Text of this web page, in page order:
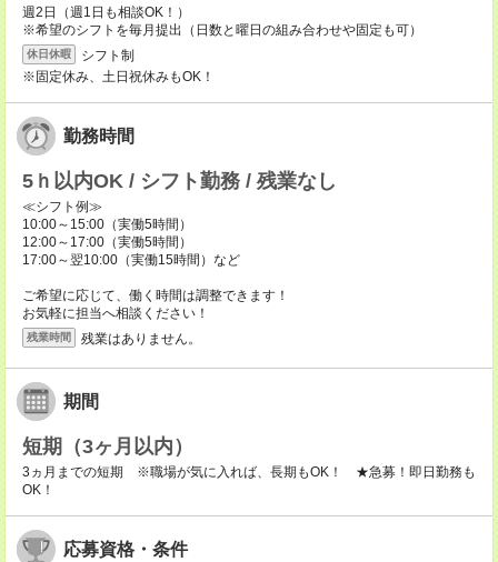
週2日（週1日も相談OK！）
※希望のシフトを毎月提出（日数と曜日の組み合わせや固定も可）
休日休暇
シフト制
※固定休み、土日祝休みもOK！
勤務時間
5ｈ以内OK / シフト勤務 / 残業なし
≪シフト例≫
10:00～15:00（実働5時間）
12:00～17:00（実働5時間）
17:00～翌10:00（実働15時間）など
ご希望に応じて、働く時間は調整できます！
お気軽に担当へ相談ください！
残業時間 残業はありません。
期間
短期（3ヶ月以内）
3ヵ月までの短期 ※職場が気に入れば、長期もOK！ ★急募！即日勤務も
OK！
応募資格・条件